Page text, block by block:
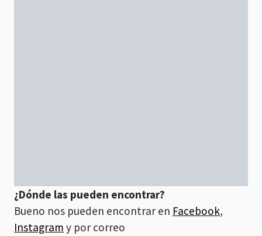
¿Dónde las pueden encontrar?
Bueno nos pueden encontrar en Facebook,
Instagram y por correo